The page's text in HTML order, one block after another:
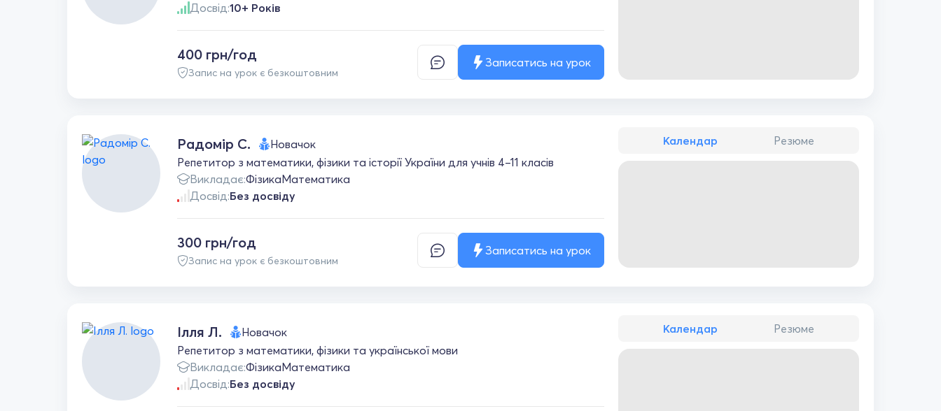
Досвід:10+ Років
400 грн/год
Запис на урок є безкоштовним
Записатись на урок
Радомір С.
Новачок
Репетитор з математики, фізики та історії України для учнів 4–11 класів
Викладає:ФізикаМатематика
Досвід:Без досвіду
300 грн/год
Запис на урок є безкоштовним
Записатись на урок
Календар Резюме
Ілля Л.
Новачок
Репетитор з математики, фізики та української мови
Викладає:ФізикаМатематика
Досвід:Без досвіду
Календар Резюме